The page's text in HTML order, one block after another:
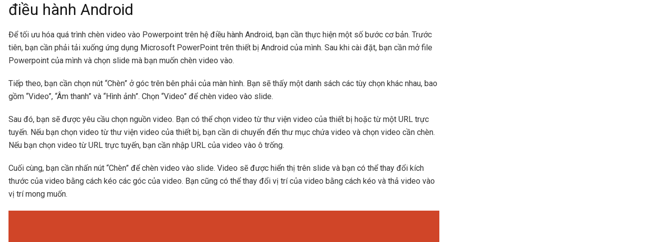
điều hành Android
Để tối ưu hóa quá trình chèn video vào Powerpoint trên hệ điều hành Android, bạn cần thực hiện một số bước cơ bản. Trước
tiên, bạn cần phải tải xuống ứng dụng Microsoft PowerPoint trên thiết bị Android của mình. Sau khi cài đặt, bạn cần mở file
Powerpoint của mình và chọn slide mà bạn muốn chèn video vào.
Tiếp theo, bạn cần chọn nút “Chèn” ở góc trên bên phải của màn hình. Bạn sẽ thấy một danh sách các tùy chọn khác nhau, bao
gồm “Video”, “Âm thanh” và “Hình ảnh”. Chọn “Video” để chèn video vào slide.
Sau đó, bạn sẽ được yêu cầu chọn nguồn video. Bạn có thể chọn video từ thư viện video của thiết bị hoặc từ một URL trực
tuyến. Nếu bạn chọn video từ thư viện video của thiết bị, bạn cần di chuyển đến thư mục chứa video và chọn video cần chèn.
Nếu bạn chọn video từ URL trực tuyến, bạn cần nhập URL của video vào ô trống.
Cuối cùng, bạn cần nhấn nút “Chèn” để chèn video vào slide. Video sẽ được hiển thị trên slide và bạn có thể thay đổi kích
thước của video bằng cách kéo các góc của video. Bạn cũng có thể thay đổi vị trí của video bằng cách kéo và thả video vào
vị trí mong muốn.